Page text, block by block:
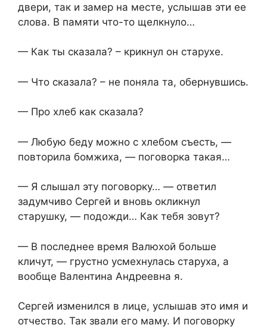
двери, так и замер на месте, услышав эти ее
слова. В памяти что-то щелкнуло…
— Как ты сказала? – крикнул он старухе.
— Что сказала? – не поняла та, обернувшись.
— Про хлеб как сказала?
— Любую беду можно с хлебом съесть, —
повторила бомжиха, — поговорка такая…
— Я слышал эту поговорку… — ответил
задумчиво Сергей и вновь окликнул
старушку, — подожди… Как тебя зовут?
— В последнее время Валюхой больше
кличут, — грустно усмехнулась старуха, а
вообще Валентина Андреевна я.
Сергей изменился в лице, услышав это имя и
отчество. Так звали его маму. И поговорку